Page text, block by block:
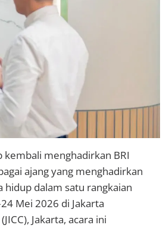
kembali menghadirkan BRI
ajang yang menghadirkan
hidup dalam satu rangkaian
Mei 2026 di Jakarta
Jakarta, acara ini